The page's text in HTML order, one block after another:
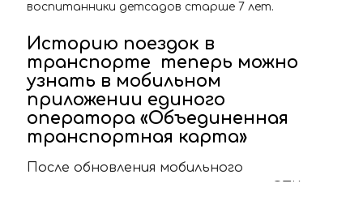
воспитанники детсадов старше 7 лет.
Историю поездок в
транспорте теперь можно
узнать в мобильном
приложении единого
оператора «Объединенная
транспортная карта»
После обновления мобильного